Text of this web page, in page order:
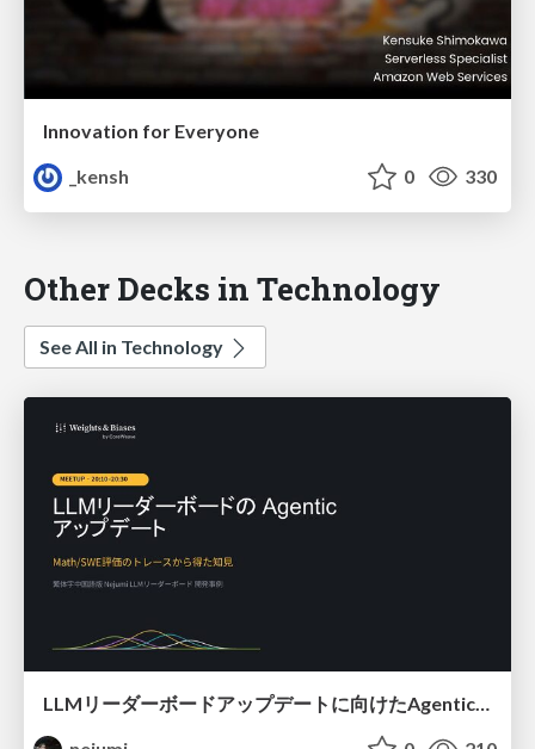
Innovation for Everyone
_kensh
0 330
Other Decks in Technology
See All in Technology